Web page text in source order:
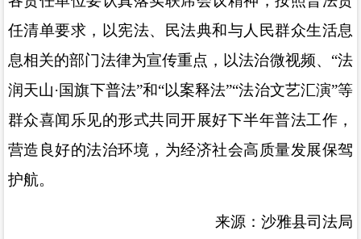
任清单要求，以宪法、民法典和与人民群众生活息
息相关的部门法律为宣传重点，以法治微视频、 “法
润天山·国旗下普法”和“以案释法”“法治文艺汇演”等
群众喜闻乐见的形式共同开展好下半年普法工作，
营造良好的法治环境，为经济社会高质量发展保驾
护航。
来源：沙雅县司法局